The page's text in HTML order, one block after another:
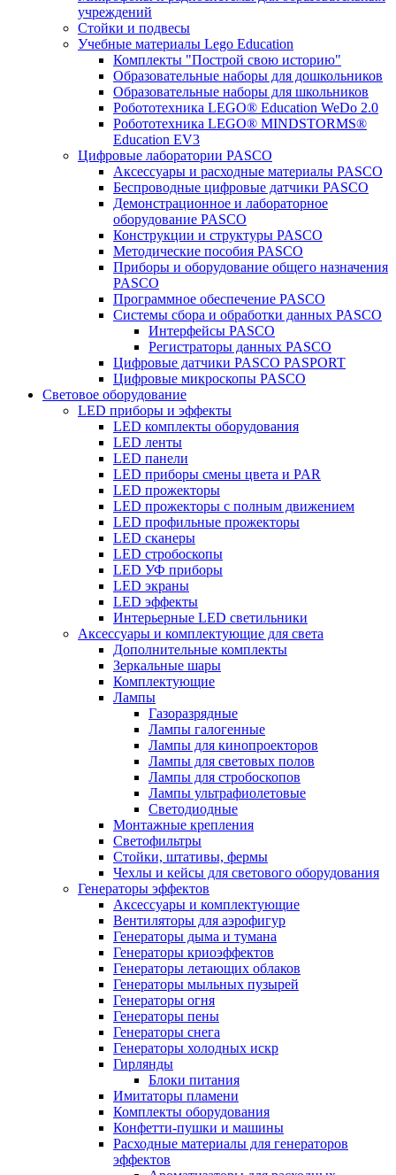
учреждений
Стойки и подвесы
Учебные материалы Lego Education
Комплекты "Построй свою историю"
Образовательные наборы для дошкольников
Образовательные наборы для школьников
Робототехника LEGO® Education WeDo 2.0
Робототехника LEGO® MINDSTORMS®
Education EV3
Цифровые лаборатории PASCO
Аксессуары и расходные материалы PASCO
Беспроводные цифровые датчики PASCO
Демонстрационное и лабораторное
оборудование PASCO
Конструкции и структуры PASCO
Методические пособия PASCO
Приборы и оборудование общего назначения
PASCO
Программное обеспечение PASCO
Системы сбора и обработки данных PASCO
Интерфейсы PASCO
Регистраторы данных PASCO
Цифровые датчики PASCO PASPORT
Цифровые микроскопы PASCO
Световое оборудование
LED приборы и эффекты
LED комплекты оборудования
LED ленты
LED панели
LED приборы смены цвета и PAR
LED прожекторы
LED прожекторы с полным движением
LED профильные прожекторы
LED сканеры
LED стробоскопы
LED УФ приборы
LED экраны
LED эффекты
Интерьерные LED светильники
Аксессуары и комплектующие для света
Дополнительные комплекты
Зеркальные шары
Комплектующие
Лампы
Газоразрядные
Лампы галогенные
Лампы для кинопроекторов
Лампы для световых полов
Лампы для стробоскопов
Лампы ультрафиолетовые
Светодиодные
Монтажные крепления
Светофильтры
Стойки, штативы, фермы
Чехлы и кейсы для светового оборудования
Генераторы эффектов
Аксессуары и комплектующие
Вентиляторы для аэрофигур
Генераторы дыма и тумана
Генераторы криоэффектов
Генераторы летающих облаков
Генераторы мыльных пузырей
Генераторы огня
Генераторы пены
Генераторы снега
Генераторы холодных искр
Гирлянды
Блоки питания
Имитаторы пламени
Комплекты оборудования
Конфетти-пушки и машины
Расходные материалы для генераторов
эффектов